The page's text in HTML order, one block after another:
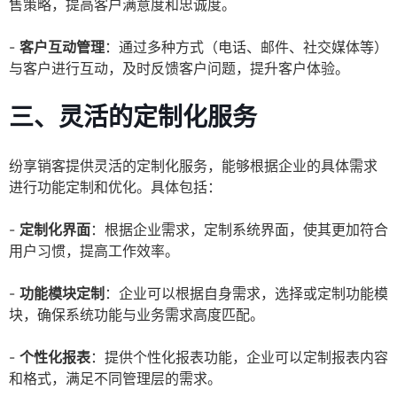
售策略，提高客户满意度和忠诚度。
- 客户互动管理：通过多种方式（电话、邮件、社交媒体等）
与客户进行互动，及时反馈客户问题，提升客户体验。
三、灵活的定制化服务
纷享销客提供灵活的定制化服务，能够根据企业的具体需求
进行功能定制和优化。具体包括：
- 定制化界面：根据企业需求，定制系统界面，使其更加符合
用户习惯，提高工作效率。
- 功能模块定制 ：企业可以根据自身需求，选择或定制功能模
块，确保系统功能与业务需求高度匹配。
- 个性化报表：提供个性化报表功能，企业可以定制报表内容
和格式，满足不同管理层的需求。